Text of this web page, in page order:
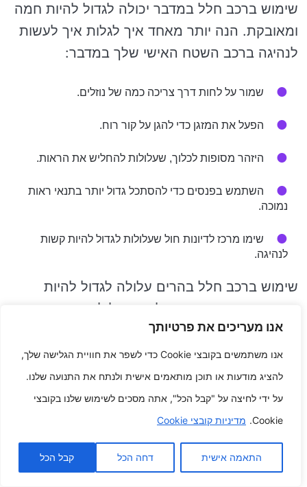
אנו מעריכים את פרטיותך
אנו משתמשים בקובצי Cookie כדי לשפר את חוויית הגלישה שלך,
להציג מודעות או תוכן מותאמים אישית ולנתח את התנועה שלנו.
על ידי לחיצה על "קבל הכל", אתה מסכים לשימוש שלנו בקובצי
Cookie. מדיניות קובצי Cookie
התאמה אישית דחה הכל קבל הכל
שימוש ברכב חלל במדבר יכולה לגדול להיות חמה
ומאובקת. הנה יותר מאחד איך לגלות איך לעשות
לנהיגה ברכב השטח האישי שלך במדבר:
שמור על לחות דרך צריכה כמה של נוזלים.
הפעל את המזגן כדי להגן על קור רוח.
היזהר מסופות לכלוך, שעלולות להחליש את הראות.
השתמש בפנסים כדי להסתכל גדול יותר בתנאי ראות
נמוכה.
שימו מרכז לדיונות חול שעלולות לגדול להיות קשות
לנהיגה.
שימוש ברכב חלל בהרים עלולה לגדול להיות
מאתגרת כתוצאה מ העליות התלולות והכבישים
המפותלים. הנה יותר מאחד איך לגלות איך לעשות
לנהיגה ברכב השטח האישי שלך בהרים:
השתמש בהילוך נמוך בעת דחיפה כלפי מעלה.
השתמש בהילוך פריים בירידה.
היזהר בעת בלימה והאצה.